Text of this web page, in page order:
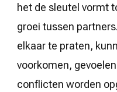
het de sleutel vormt
groei tussen
elkaar te praten,
voorkomen,
conflicten worden